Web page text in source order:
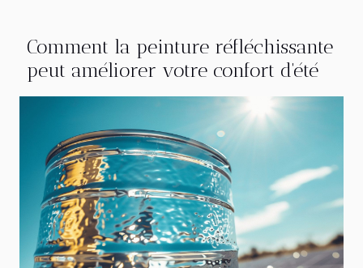
Comment la peinture réfléchissante
peut améliorer votre confort d'été